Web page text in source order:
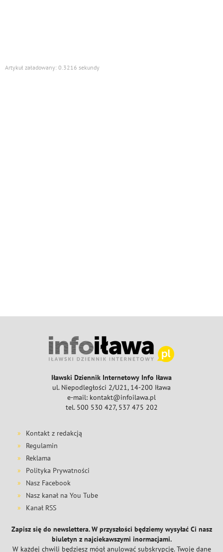
Artykuł załadowany: 0.3216 sekundy
Iławski Dziennik Internetowy Info Iława
ul. Niepodległości 2/U21, 14-200 Iława
e-mail: kontakt@infoilawa.pl
tel. 500 530 427, 537 475 202
Kontakt z redakcją
Regulamin
Reklama
Polityka Prywatności
Nasz Facebook
Nasz kanał na You Tube
Kanał RSS
Zapisz się do newslettera. W przyszłości będziemy wysyłać Ci nasz
biuletyn z najciekawszymi inormacjami.
W każdej chwili będziesz mógł anulować subskrypcję. Twoje dane